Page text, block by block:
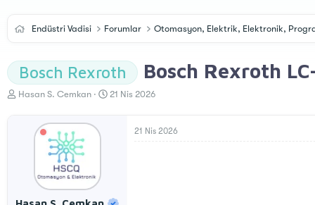
Endüstri Vadisi Forumlar Otomasyon, Elektrik, Elektronik,
Bosch Rexroth Bosch Rexroth
K
Hasan S. Cemkan
B
21 Nis 2026
21 Nis 2026